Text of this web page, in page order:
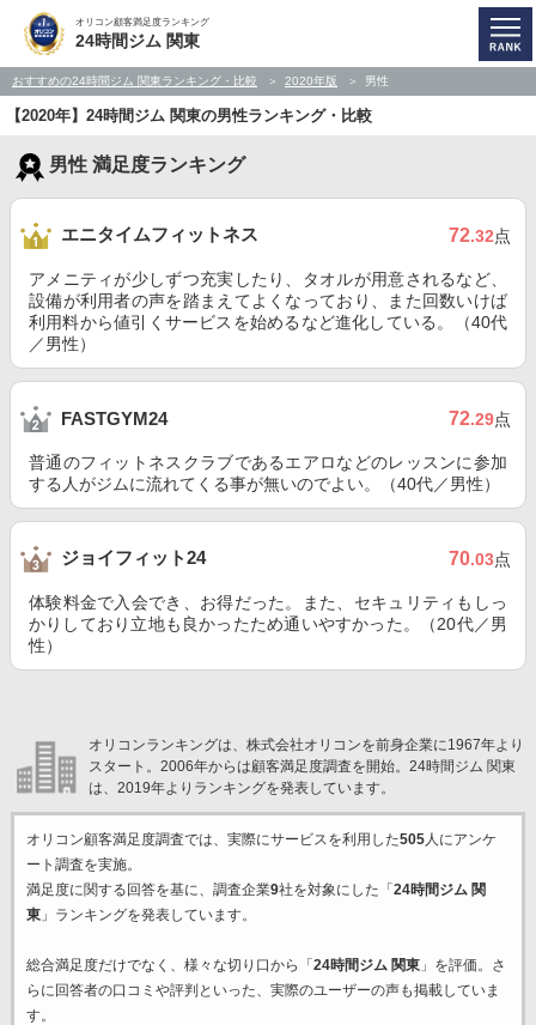
オリコン顧客満足度ランキング
24時間ジム 関東
おすすめの24時間ジム 関東ランキング・比較 2020年版 男性
【2020年】24時間ジム 関東の男性ランキング・比較
男性 満足度ランキング
エニタイムフィットネス 72.32点
アメニティが少しずつ充実したり、タオルが用意されるなど、
設備が利用者の声を踏まえてよくなっており、また回数いけば
利用料から値引くサービスを始めるなど進化している。（40代
／男性）
FASTGYM24 72.29点
普通のフィットネスクラブであるエアロなどのレッスンに参加
する人がジムに流れてくる事が無いのでよい。（40代／男性）
ジョイフィット24 70.03点
体験料金で入会でき、お得だった。また、セキュリティもしっ
かりしており立地も良かったため通いやすかった。（20代／男
性）
オリコンランキングは、株式会社オリコンを前身企業に1967年より
スタート。2006年からは顧客満足度調査を開始。24時間ジム 関東
は、2019年よりランキングを発表しています。
オリコン顧客満足度調査では、実際にサービスを利用した505人にアンケ
ート調査を実施。
満足度に関する回答を基に、調査企業9社を対象にした「 24時間ジム 関
東」ランキングを発表しています。
総合満足度だけでなく、様々な切り口から「 24時間ジム 関東」を評価。さ
らに回答者の口コミや評判といった、実際のユーザーの声も掲載していま
す。